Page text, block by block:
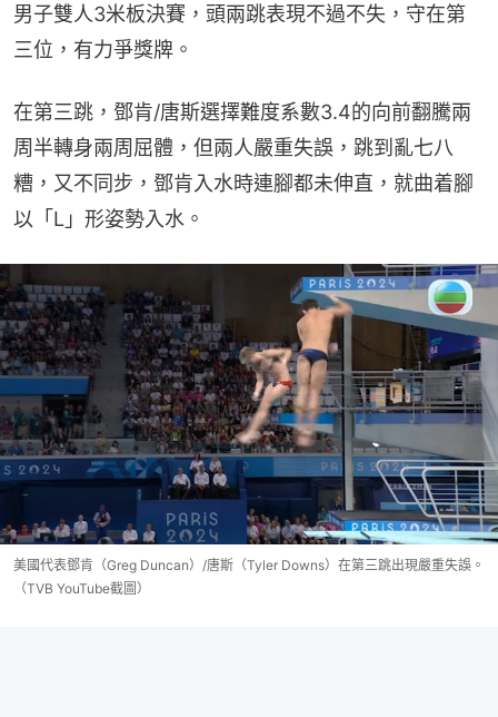
男子雙人3米板決賽，頭兩跳表現不過不失，守在第
三位，有力爭獎牌。
在第三跳，鄧肯/唐斯選擇難度系數3.4的向前翻騰兩
周半轉身兩周屈體，但兩人嚴重失誤，跳到亂七八
糟，又不同步，鄧肯入水時連腳都未伸直，就曲着腳
以「L」形姿勢入水。
美國代表鄧肯（Greg Duncan）/唐斯（Tyler Downs）在第三跳出現嚴重失誤。
（TVB YouTube截圖）